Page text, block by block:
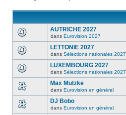
AUTRICHE 2027
dans Eurovision 2027
LETTONIE 2027
dans Sélections nationales 2027
LUXEMBOURG 2027
dans Sélections nationales 2027
Max Mutzke
dans Eurovision en général
DJ Bobo
dans Eurovision en général